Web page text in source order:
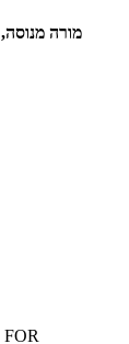
מורה